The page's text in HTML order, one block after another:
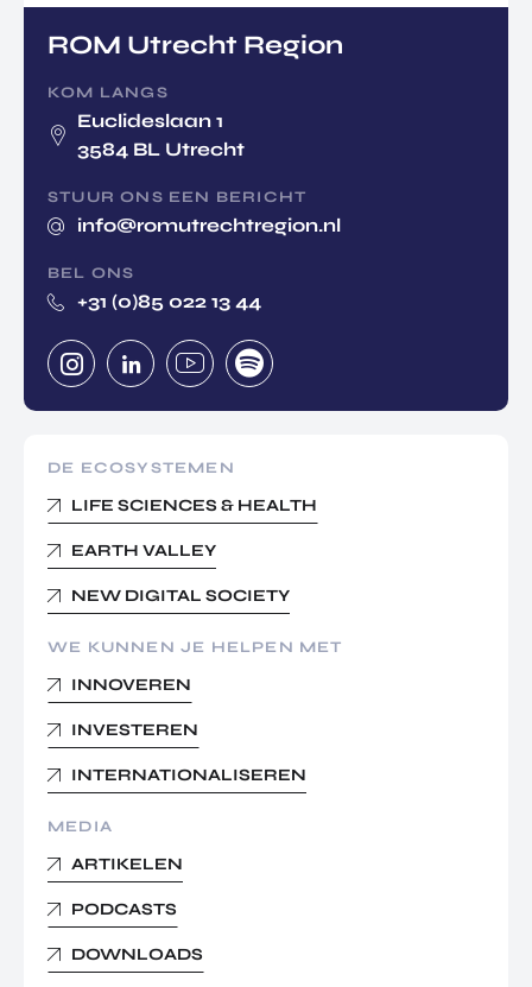
ROM Utrecht Region
KOM LANGS
Euclideslaan 1
3584 BL Utrecht
STUUR ONS EEN BERICHT
info@romutrechtregion.nl
BEL ONS
+31 (0)85 022 13 44
DE ECOSYSTEMEN
LIFE SCIENCES & HEALTH
EARTH VALLEY
NEW DIGITAL SOCIETY
WE KUNNEN JE HELPEN MET
INNOVEREN
INVESTEREN
INTERNATIONALISEREN
MEDIA
ARTIKELEN
PODCASTS
DOWNLOADS